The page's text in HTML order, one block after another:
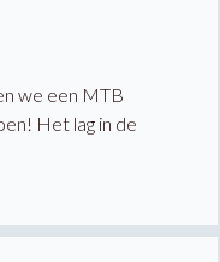
we een MTB
Het lag in de